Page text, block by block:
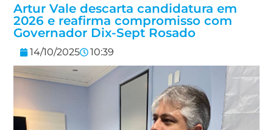
Artur Vale descarta candidatura em
2026 e reafirma compromisso com
Governador Dix-Sept Rosado
14/10/2025 10:39